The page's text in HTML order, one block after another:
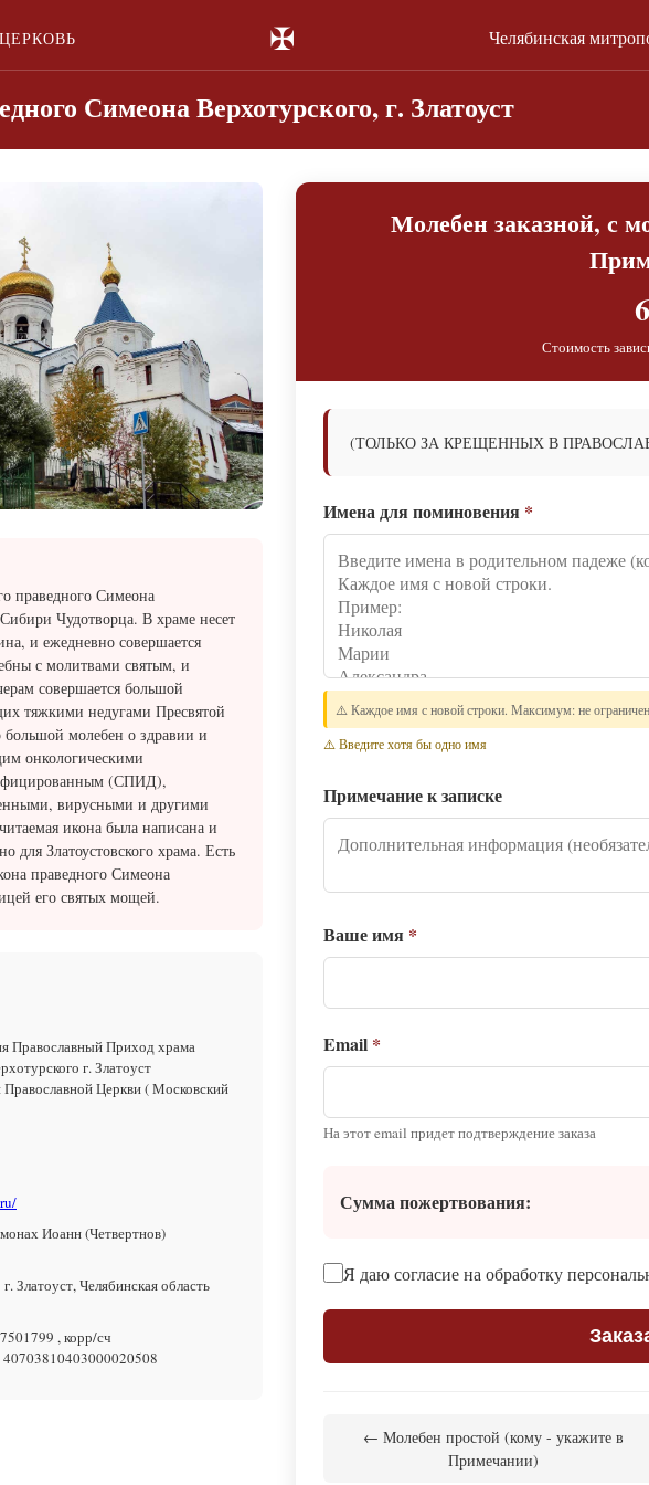
✠ Челябинская
Симеона Верхотурского, г. Златоуст
праведного Симеона
Чудотворца. В храме несет
и ежедневно совершается
с молитвами святым, и
совершается большой
тяжкими недугами Пресвятой
молебен о здравии и
онкологическими
(СПИД),
вирусными и другими
икона была написана и
для Златоустовского храма. Есть
праведного Симеона
его святых мощей.
Православный Приход храма
г. Златоуст
Православной Церкви ( Московский
Иоанн (Четвертнов)
Златоуст, Челябинская область
, корр/сч
Молебен заказной, с
Стоимость
(ТОЛЬКО ЗА КРЕЩЕННЫХ В
Имена для поминовения *
⚠️ Каждое имя с новой строки. Максимум: не
⚠️ Введите хотя бы одно имя
Примечание к записке
Ваше имя *
Email *
На этот email придет подтверждение заказа
Сумма пожертвования:
Я даю согласие на обработку
← Молебен простой (кому - укажите в
Примечании)